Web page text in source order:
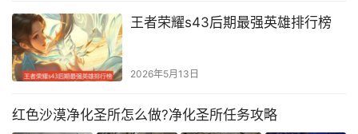
王者荣耀s43后期最强英雄排行榜
2026年5月13日
红色沙漠净化圣所怎么做?净化圣所任务攻略